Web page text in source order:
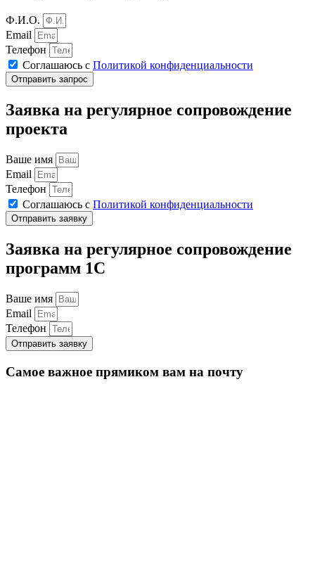
Ф.И.О.
Email
Телефон
Соглашаюсь с Политикой конфиденциальности
Отправить запрос
Заявка на регулярное сопровождение
проекта
Ваше имя
Email
Телефон
Соглашаюсь с Политикой конфиденциальности
Отправить заявку
Заявка на регулярное сопровождение
программ 1С
Ваше имя
Email
Телефон
Отправить заявку
Самое важное прямиком вам на почту